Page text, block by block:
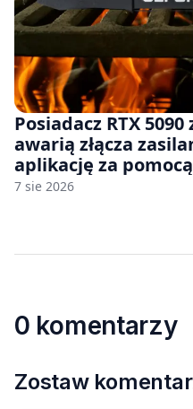
Posiadacz RTX
awarią złącza
aplikację za
7 sie 2026
0 komentarzy
Zostaw